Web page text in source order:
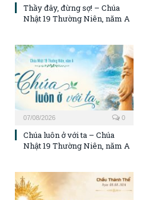
Thầy đây, đừng sợ! – Chúa
Nhật 19 Thường Niên, năm A
07/08/2026 0
Chúa luôn ở với ta – Chúa
Nhật 19 Thường Niên, năm A